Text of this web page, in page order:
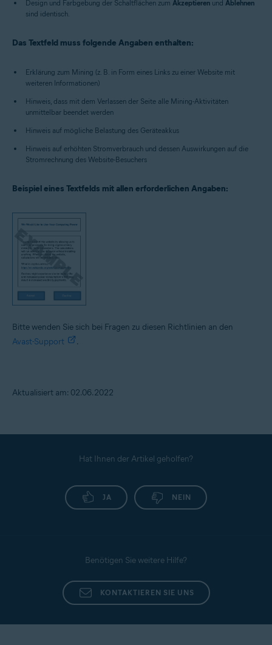
Design und Farbgebung der Schaltflächen zum Akzeptieren und Ablehnen
sind identisch.
Das Textfeld muss folgende Angaben enthalten:
Erklärung zum Mining (z. B. in Form eines Links zu einer Website mit
weiteren Informationen)
Hinweis, dass mit dem Verlassen der Seite alle Mining-Aktivitäten
unmittelbar beendet werden
Hinweis auf mögliche Belastung des Geräteakkus
Hinweis auf erhöhten Stromverbrauch und dessen Auswirkungen auf die
Stromrechnung des Website-Besuchers
Beispiel eines Textfelds mit allen erforderlichen Angaben:
Bitte wenden Sie sich bei Fragen zu diesen Richtlinien an den
Avast-Support
.
Aktualisiert am: 02.06.2022
Hat Ihnen der Artikel geholfen?
JA NEIN
Benötigen Sie weitere Hilfe?
KONTAKTIEREN SIE UNS